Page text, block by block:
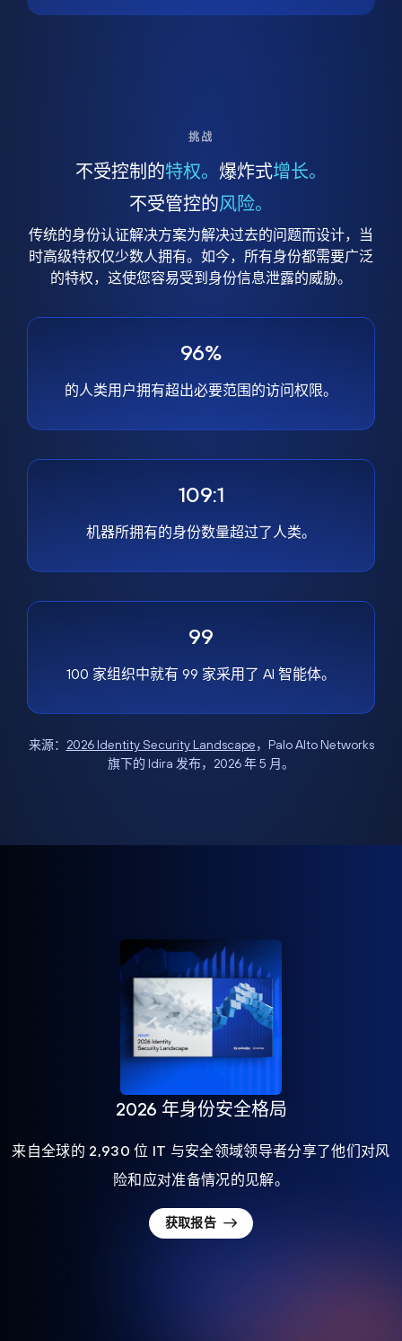
挑战
不受控制的特权。 爆炸式增长。
不受管控的风险。
传统的身份认证解决方案为解决过去的问题而设计，当
时高级特权仅少数人拥有。如今，所有身份都需要广泛
的特权，这使您容易受到身份信息泄露的威胁。
96%
的人类用户拥有超出必要范围的访问权限。
109:1
机器所拥有的身份数量超过了人类。
99
100 家组织中就有 99 家采用了 AI 智能体。
来源： 2026 Identity Security Landscape，Palo Alto Networks
旗下的 Idira 发布，2026 年 5 月。
2026 年身份安全格局
来自全球的 2,930 位 IT 与安全领域领导者分享了他们对风
险和应对准备情况的见解。
获取报告